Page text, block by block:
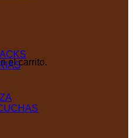
el carrito.